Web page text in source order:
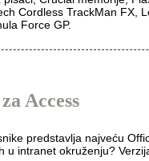
Cordless TrackMan FX,
Force GP.
Access
predstavlja najveću
u intranet okruženju?